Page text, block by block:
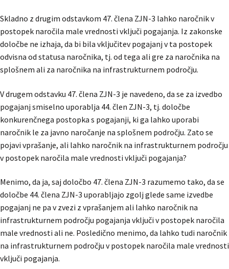
Skladno z drugim odstavkom 47. člena ZJN-3 lahko naročnik v
postopek naročila male vrednosti vključi pogajanja. Iz zakonske
določbe ne izhaja, da bi bila vključitev pogajanj v ta postopek
odvisna od statusa naročnika, tj. od tega ali gre za naročnika na
splošnem ali za naročnika na infrastrukturnem področju.
V drugem odstavku 47. člena ZJN-3 je navedeno, da se za izvedbo
pogajanj smiselno uporablja 44. člen ZJN-3, tj. določbe
konkurenčnega postopka s pogajanji, ki ga lahko uporabi
naročnik le za javno naročanje na splošnem področju. Zato se
pojavi vprašanje, ali lahko naročnik na infrastrukturnem področju
v postopek naročila male vrednosti vključi pogajanja?
Menimo, da ja, saj določbo 47. člena ZJN-3 razumemo tako, da se
določbe 44. člena ZJN-3 uporabljajo zgolj glede same izvedbe
pogajanj ne pa v zvezi z vprašanjem ali lahko naročnik na
infrastrukturnem področju pogajanja vključi v postopek naročila
male vrednosti ali ne. Posledično menimo, da lahko tudi naročnik
na infrastrukturnem področju v postopek naročila male vrednosti
vključi pogajanja.